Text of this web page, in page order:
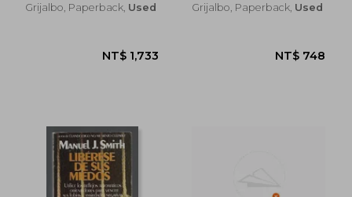
Grijalbo, Paperback, Used
NT$ 1,733
Grijalbo, Paperback, Used